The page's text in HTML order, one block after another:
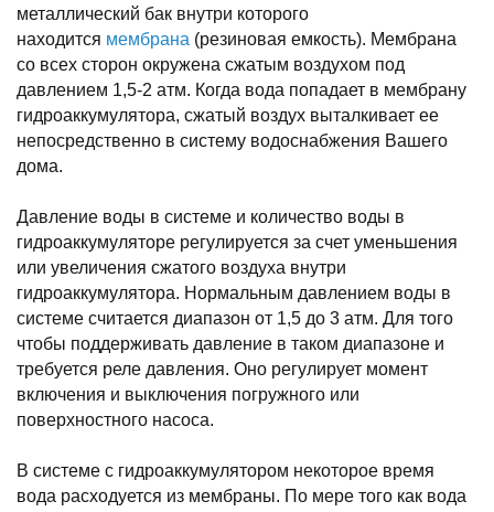
металлический бак внутри которого
находится мембрана (резиновая емкость). Мембрана
со всех сторон окружена сжатым воздухом под
давлением 1,5-2 атм. Когда вода попадает в мембрану
гидроаккумулятора, сжатый воздух выталкивает ее
непосредственно в систему водоснабжения Вашего
дома.
Давление воды в системе и количество воды в
гидроаккумуляторе регулируется за счет уменьшения
или увеличения сжатого воздуха внутри
гидроаккумулятора. Нормальным давлением воды в
системе считается диапазон от 1,5 до 3 атм. Для того
чтобы поддерживать давление в таком диапазоне и
требуется реле давления. Оно регулирует момент
включения и выключения погружного или
поверхностного насоса.
В системе с гидроаккумулятором некоторое время
вода расходуется из мембраны. По мере того как вода